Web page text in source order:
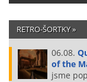
RETRO-ŠORTKY »
06.08.
of the
jsme